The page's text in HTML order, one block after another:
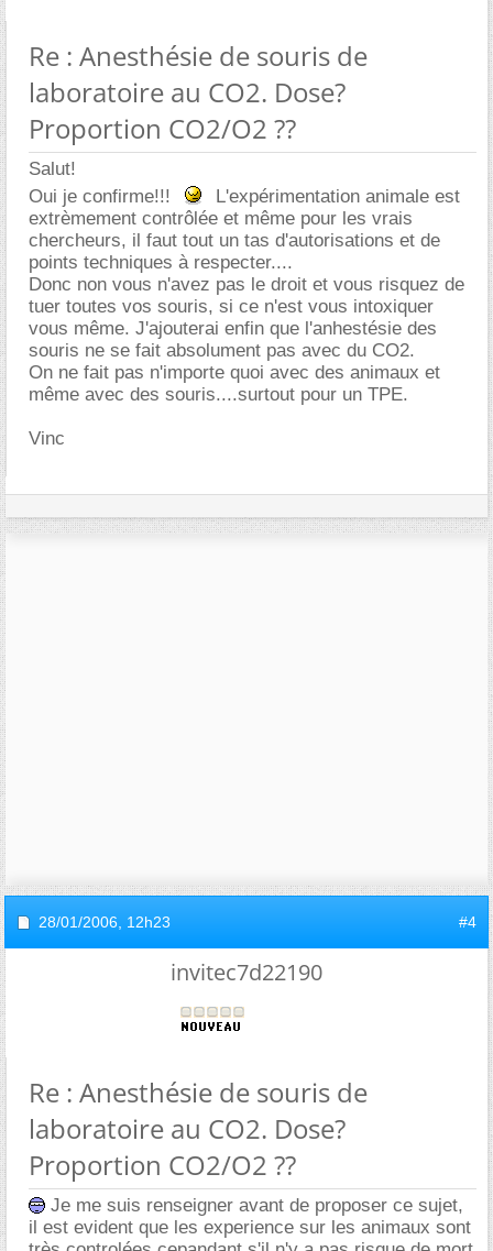
Re : Anesthésie de souris de
laboratoire au CO2. Dose?
Proportion CO2/O2 ??
Salut!
Oui je confirme!!!
L'expérimentation animale est
extrèmement contrôlée et même pour les vrais
chercheurs, il faut tout un tas d'autorisations et de
points techniques à respecter....
Donc non vous n'avez pas le droit et vous risquez de
tuer toutes vos souris, si ce n'est vous intoxiquer
vous même. J'ajouterai enfin que l'anhestésie des
souris ne se fait absolument pas avec du CO2.
On ne fait pas n'importe quoi avec des animaux et
même avec des souris....surtout pour un TPE.
Vinc
28/01/2006, 12h23 #4
invitec7d22190
Re : Anesthésie de souris de
laboratoire au CO2. Dose?
Proportion CO2/O2 ??
Je me suis renseigner avant de proposer ce sujet,
il est evident que les experience sur les animaux sont